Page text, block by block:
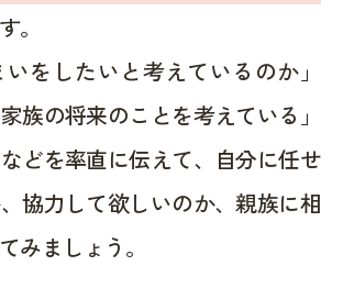
。
いをしたいと考えているのか」
族の将来のことを考えている」
どを率直に伝えて、自分に任せ
協力して欲しいのか、親族に相
みましょう。